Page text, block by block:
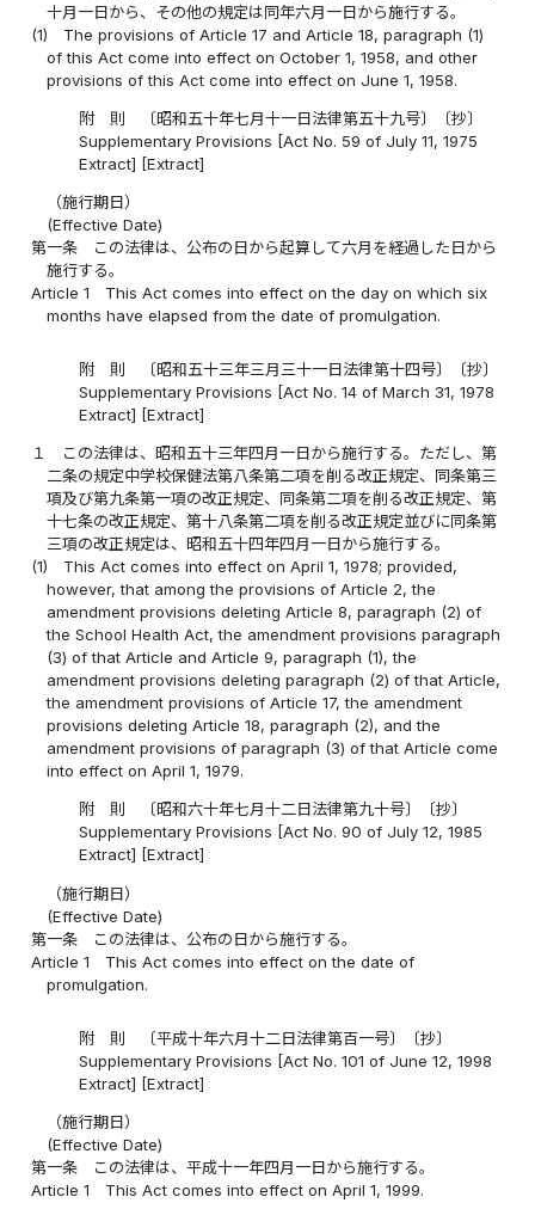
十月一日から、その他の規定は同年六月一日から施行する。
(1)
The provisions of Article 17 and Article 18, paragraph (1)
of this Act come into effect on October 1, 1958, and other
provisions of this Act come into effect on June 1, 1958.
附 則 〔昭和五十年七月十一日法律第五十九号〕〔抄〕
Supplementary Provisions [Act No. 59 of July 11, 1975
Extract] [Extract]
（施行期日）
(Effective Date)
第一条
この法律は、公布の日から起算して六月を経過した日から
施行する。
Article 1
This Act comes into effect on the day on which six
months have elapsed from the date of promulgation.
附 則 〔昭和五十三年三月三十一日法律第十四号〕〔抄〕
Supplementary Provisions [Act No. 14 of March 31, 1978
Extract] [Extract]
１
この法律は、昭和五十三年四月一日から施行する。ただし、第
二条の規定中学校保健法第八条第二項を削る改正規定、同条第三
項及び第九条第一項の改正規定、同条第二項を削る改正規定、第
十七条の改正規定、第十八条第二項を削る改正規定並びに同条第
三項の改正規定は、昭和五十四年四月一日から施行する。
(1)
This Act comes into effect on April 1, 1978; provided,
however, that among the provisions of Article 2, the
amendment provisions deleting Article 8, paragraph (2) of
the School Health Act, the amendment provisions paragraph
(3) of that Article and Article 9, paragraph (1), the
amendment provisions deleting paragraph (2) of that Article,
the amendment provisions of Article 17, the amendment
provisions deleting Article 18, paragraph (2), and the
amendment provisions of paragraph (3) of that Article come
into effect on April 1, 1979.
附 則 〔昭和六十年七月十二日法律第九十号〕〔抄〕
Supplementary Provisions [Act No. 90 of July 12, 1985
Extract] [Extract]
（施行期日）
(Effective Date)
第一条
この法律は、公布の日から施行する。
Article 1
This Act comes into effect on the date of
promulgation.
附 則 〔平成十年六月十二日法律第百一号〕〔抄〕
Supplementary Provisions [Act No. 101 of June 12, 1998
Extract] [Extract]
（施行期日）
(Effective Date)
第一条
この法律は、平成十一年四月一日から施行する。
Article 1
This Act comes into effect on April 1, 1999.